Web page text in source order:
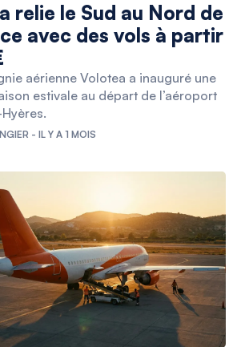
relie le Sud au Nord de
avec des vols à partir
aérienne Volotea a inauguré une
estivale au départ de l’aéroport
- IL Y A 1 MOIS